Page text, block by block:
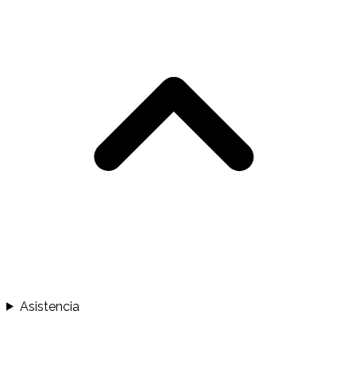
Asistencia